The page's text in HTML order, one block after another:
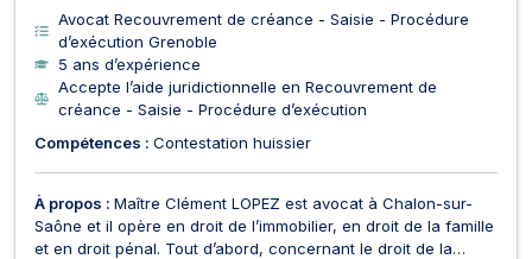
Avocat Recouvrement de créance - Saisie - Procédure
d’exécution Grenoble
5 ans d’expérience
Accepte l’aide juridictionnelle en Recouvrement de
créance - Saisie - Procédure d’exécution
Compétences : Contestation huissier
À propos : Maître Clément LOPEZ est avocat à Chalon-sur-
Saône et il opère en droit de l’immobilier, en droit de la famille
et en droit pénal. Tout d’abord, concernant le droit de la